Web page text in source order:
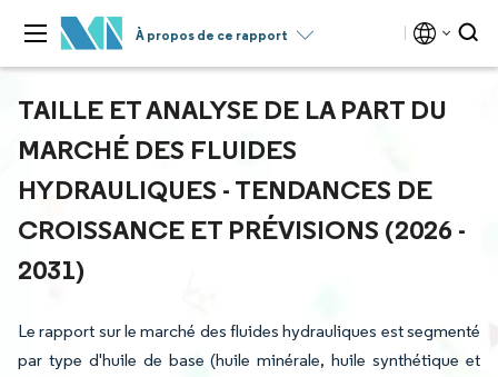
À propos de ce rapport
TAILLE ET ANALYSE DE LA PART DU
MARCHÉ DES FLUIDES
HYDRAULIQUES - TENDANCES DE
CROISSANCE ET PRÉVISIONS (2026 -
2031)
Le rapport sur le marché des fluides hydrauliques est segmenté
par type d'huile de base (huile minérale, huile synthétique et